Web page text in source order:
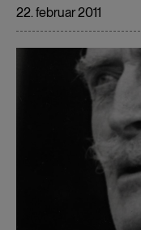
22. februar 2011